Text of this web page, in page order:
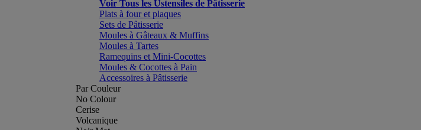
Voir Tous les Ustensiles de Pâtisserie
Plats à four et plaques
Sets de Pâtisserie
Moules à Gâteaux & Muffins
Moules à Tartes
Ramequins et Mini-Cocottes
Moules & Cocottes à Pain
Accessoires à Pâtisserie
Par Couleur
No Colour
Cerise
Volcanique